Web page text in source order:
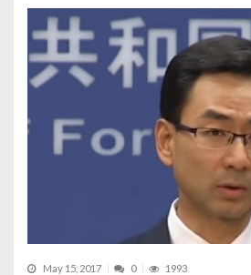
May 15, 2017 0 1993